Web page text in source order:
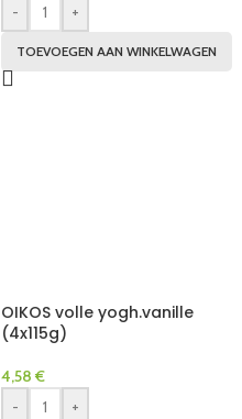
-
+
TOEVOEGEN AAN WINKELWAGEN
OIKOS volle yogh.vanille
(4x115g)
4,58 €
-
+